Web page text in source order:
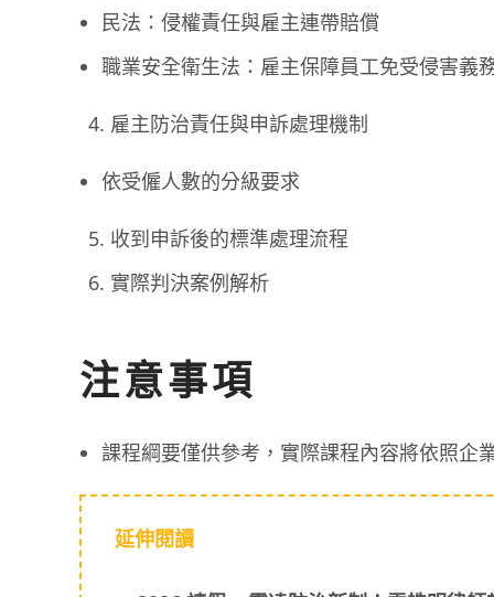
民法：侵權責任與雇主連帶賠償
職業安全衛生法：雇主保障員工免受侵害義
雇主防治責任與申訴處理機制
依受僱人數的分級要求
收到申訴後的標準處理流程
實際判決案例解析
注意事項
課程綱要僅供參考，實際課程內容將依照企
延伸閱讀